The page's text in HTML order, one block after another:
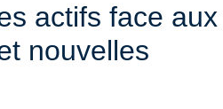
actifs face aux
nouvelles